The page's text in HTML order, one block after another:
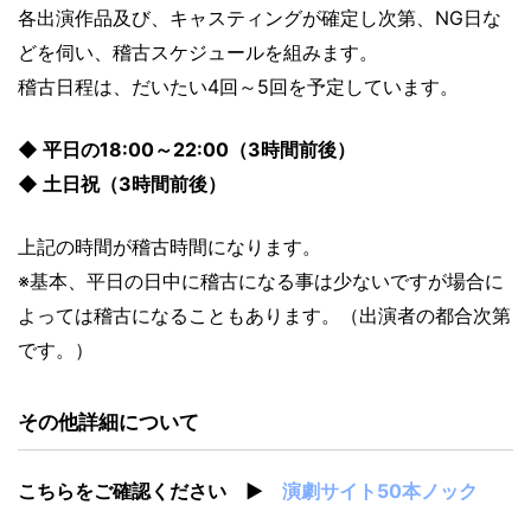
各出演作品及び、キャスティングが確定し次第、NG日な
どを伺い、稽古スケジュールを組みます。
稽古日程は、だいたい4回～5回を予定しています。
◆ 平日の18:00～22:00（3時間前後）
◆ 土日祝（3時間前後）
上記の時間が稽古時間になります。
※基本、平日の日中に稽古になる事は少ないですが場合に
よっては稽古になることもあります。（出演者の都合次第
です。）
その他詳細について
こちらをご確認ください ▶ 演劇サイト50本ノック